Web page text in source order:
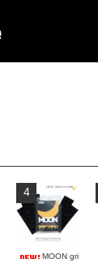
4
MOON gri